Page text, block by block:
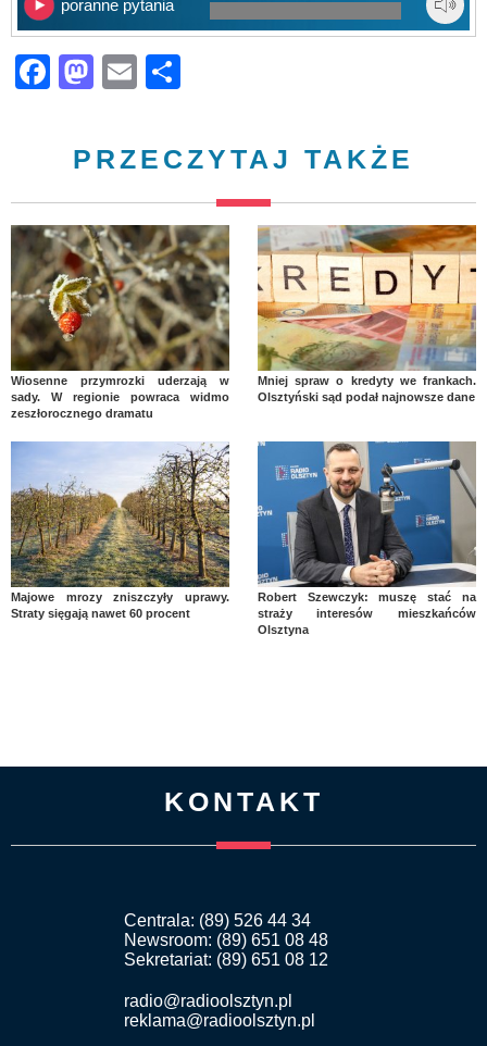
poranne pytania
Facebook
Mastodon
Email
PRZECZYTAJ TAKŻE
Wiosenne przymrozki uderzają w
sady. W regionie powraca widmo
zeszłorocznego dramatu
Mniej spraw o kredyty we frankach.
Olsztyński sąd podał najnowsze dane
Majowe mrozy zniszczyły uprawy.
Straty sięgają nawet 60 procent
Robert Szewczyk: muszę stać na
straży interesów mieszkańców
Olsztyna
KONTAKT
Centrala: (89) 526 44 34
Newsroom: (89) 651 08 48
Sekretariat: (89) 651 08 12
radio@radioolsztyn.pl
reklama@radioolsztyn.pl